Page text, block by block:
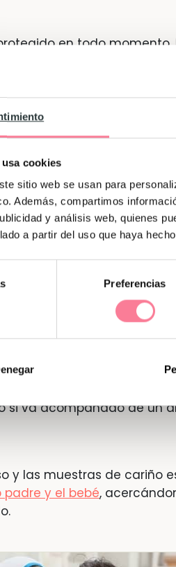
cookies
sitio web se usan para
Además, compartimos
y análisis web, quienes
a partir del uso que haya
Preferencias
en todo momento.
de muestras de cariño.
tienen que saber que
es demostrarles que les
para los bebés es el
importante para
mayor de los llantos.
seguro que aminora la
determinado.
de cariño ayudarán a
tu hijo es de los que se
un buen beso
si va acompañado de un
y las muestras de cariño
y el bebé,